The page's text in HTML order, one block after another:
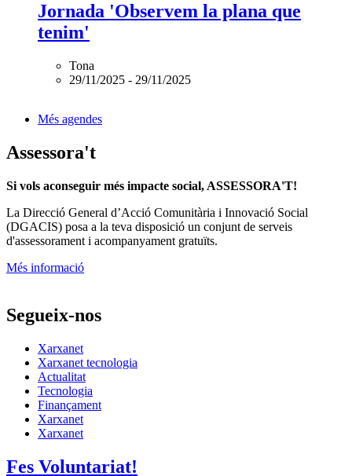
Jornada 'Observem la plana que
tenim'
Tona
29/11/2025 - 29/11/2025
Més agendes
Assessora't
Si vols aconseguir més impacte social, ASSESSORA'T!
La Direcció General d’Acció Comunitària i Innovació Social
(DGACIS) posa a la teva disposició un conjunt de serveis
d'assessorament i acompanyament gratuïts.
Més informació
Segueix-nos
Xarxanet
Xarxanet tecnologia
Actualitat
Tecnologia
Finançament
Xarxanet
Xarxanet
Fes Voluntariat!